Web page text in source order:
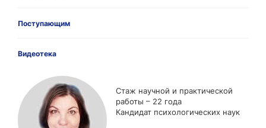
Поступающим
Видеотека
Стаж научной и практической
работы – 22 года
Кандидат психологических наук